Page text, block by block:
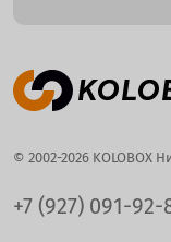
© 2002-2026 KOLOBOX
+7 (927) 091-92-